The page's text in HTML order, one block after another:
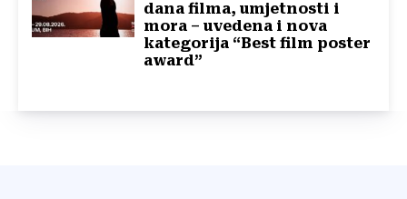
dana filma, umjetnosti i
mora – uvedena i nova
kategorija “Best film poster
award”